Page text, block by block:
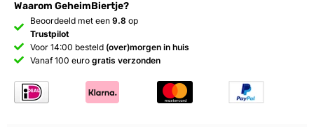
Waarom GeheimBiertje?
Beoordeeld met een 9.8 op
Trustpilot
Voor 14:00 besteld (over)morgen in huis
Vanaf 100 euro gratis verzonden